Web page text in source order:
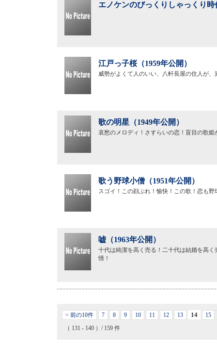
エノケンのびっくりしゃっくり時
江戸っ子桜（1959年公開）
威勢がよくて人のいい、八軒長屋の住人が
歌の明星（1949年公開）
哀愁のメロディ！さすらいの恋！盲目の歌
歌う野球小僧（1951年公開）
スゴイ！この顔ぶれ！愉快！この歌！恋も
嘘（1963年公開）
十代は純潔を高く売る！二十代は結婚を高
情！
< 前の10件 7 8 9 10 11 12 13 14
15
（ 131 - 140 ）/ 159 件